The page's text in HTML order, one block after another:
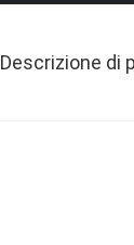
Descrizione di